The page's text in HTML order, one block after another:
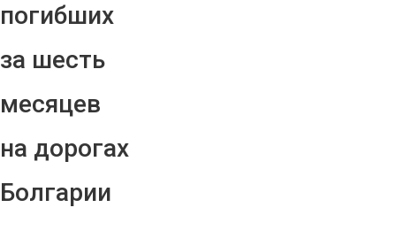
погибших
за шесть
месяцев
на дорогах
Болгарии